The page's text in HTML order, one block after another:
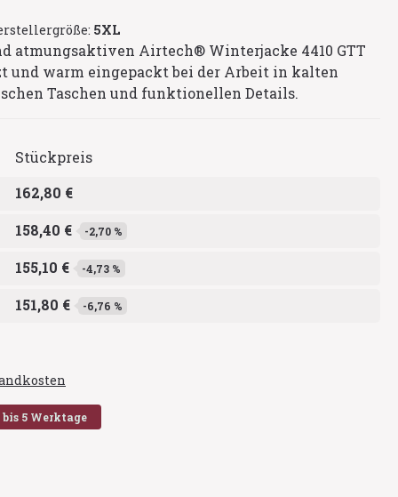
5XL
atmungsaktiven Airtech® Winterjacke 4410 GTT
und warm eingepackt bei der Arbeit in kalten
Taschen und funktionellen Details.
Stückpreis
162,80 €
158,40 € -2,70 %
155,10 € -4,73 %
151,80 € -6,76 %
5 Werktage